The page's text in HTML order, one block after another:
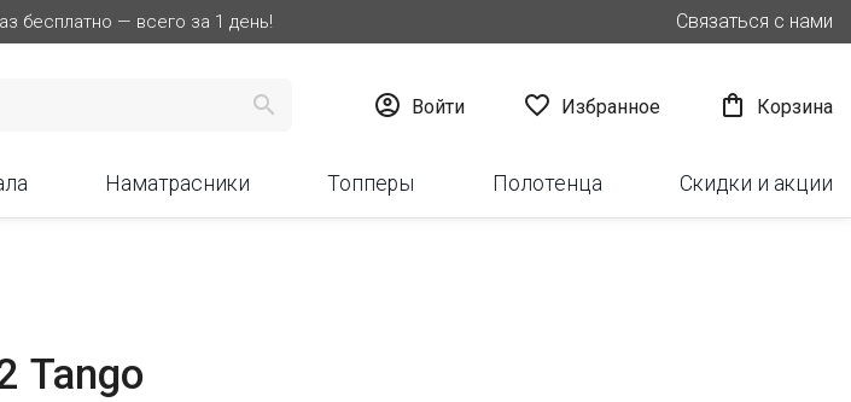
бесплатно — всего за 1 день! Связаться с нами
  Войти  Избранное  Корзина
Наматрасники Топперы Полотенца Скидки и акции
Tango